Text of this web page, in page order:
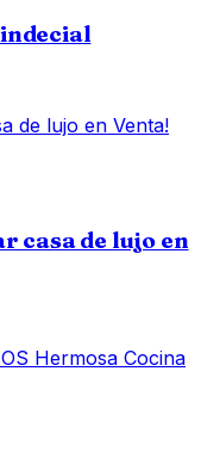
casa de lujo en